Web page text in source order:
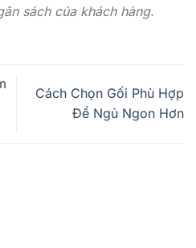
sách của khách hàng.
Cách Chọn Gối Phù Hợp
Để Ngủ Ngon Hơn